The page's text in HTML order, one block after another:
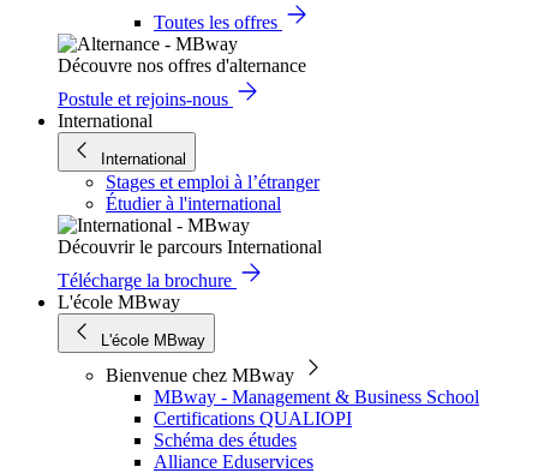
Toutes les offres
Découvre nos offres d'alternance
Postule et rejoins-nous
International
International
Stages et emploi à l’étranger
Étudier à l'international
Découvrir le parcours International
Télécharge la brochure
L'école MBway
L'école MBway
Bienvenue chez MBway
MBway - Management & Business School
Certifications QUALIOPI
Schéma des études
Alliance Eduservices